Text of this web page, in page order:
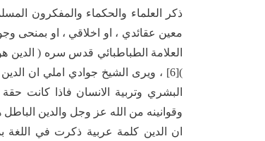
ذكر العلماء والحكماء والمفكرون
معين عقائدي ، او اخلاقي ، او بمنحى
العلامة الطباطبائي قدس سره ( الدين
)[6] ، ويرى الشيخ جوادي املي ان
البشري وتربية الانسان فاذا كانت
ان الدين كلمة عربية ذكرت في اللغة